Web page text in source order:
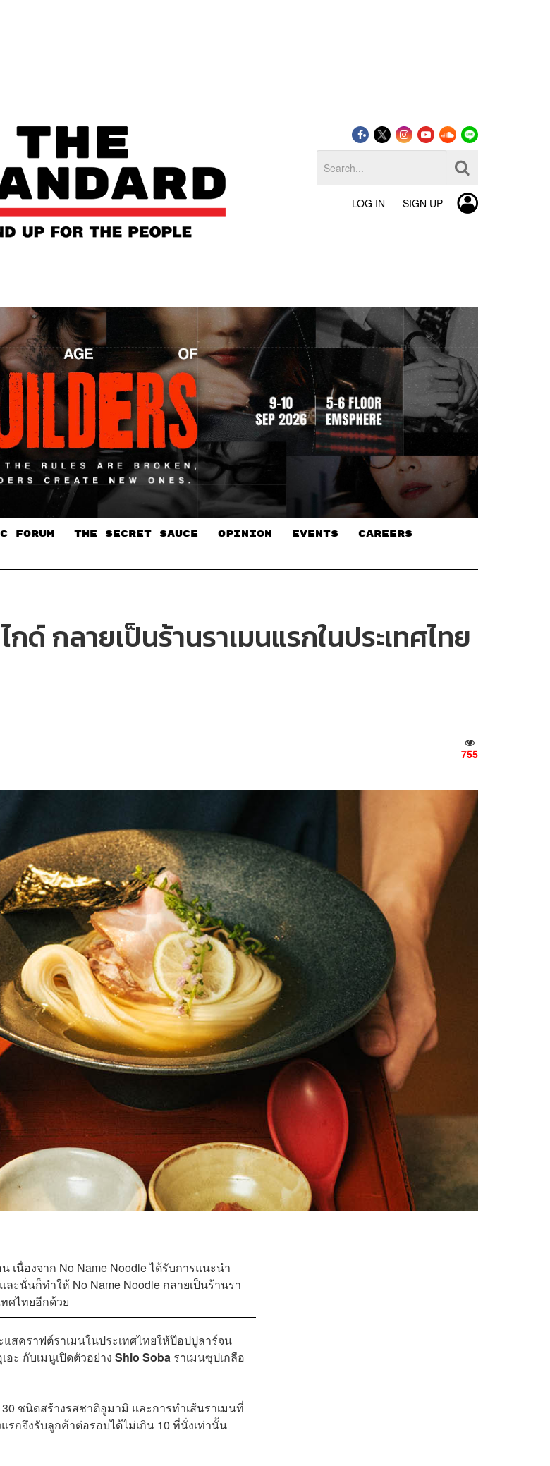
LOG IN SIGN UP
FORUM THE SECRET SAUCE​ OPINION EVENTS CAREERS
กลายเป็นร้านราเมนแรกในประเทศไทย
755
นื่องจาก No Name Noodle ได้รับการแนะนำ
ะนั่นก็ทำให้ No Name Noodle กลายเป็นร้านรา
ศไทยอีกด้วย
แสคราฟต์ราเมนในประเทศไทยให้ป๊อปปูลาร์จน
ะ กับเมนูเปิดตัวอย่าง Shio Soba ราเมนซุปเกลือ
ชนิดสร้างรสชาติอูมามิ และการทำเส้นราเมนที่
รกจึงรับลูกค้าต่อรอบได้ไม่เกิน 10 ที่นั่งเท่านั้น